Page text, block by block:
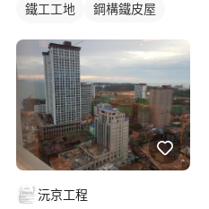
鐵工工地
鋼構鐵皮屋
沅京工程